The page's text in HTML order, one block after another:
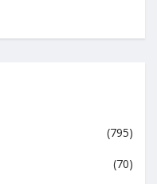
(795)
(70)